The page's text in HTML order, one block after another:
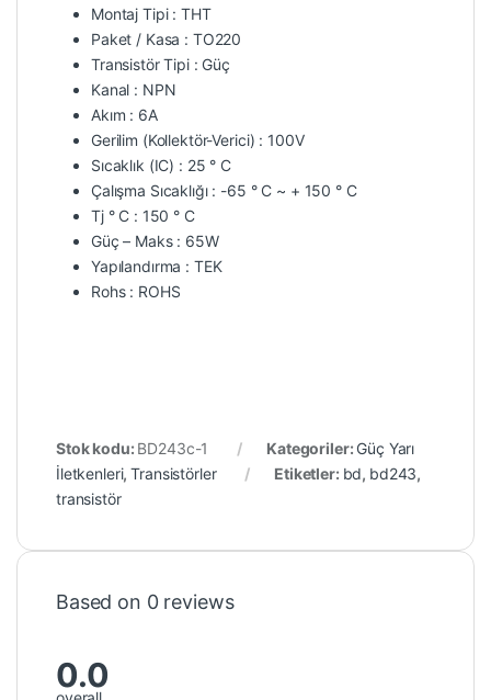
Montaj Tipi : THT
Paket / Kasa : TO220
Transistör Tipi : Güç
Kanal : NPN
Akım : 6A
Gerilim (Kollektör-Verici) : 100V
Sıcaklık (IC) : 25 ° C
Çalışma Sıcaklığı : -65 ° C ~ + 150 ° C
Tj ° C : 150 ° C
Güç – Maks : 65W
Yapılandırma : TEK
Rohs : ROHS
Stok kodu: BD243c-1 Kategoriler: Güç Yarı
İletkenleri,Transistörler Etiketler: bd, bd243,
transistör
Based on 0 reviews
0.0